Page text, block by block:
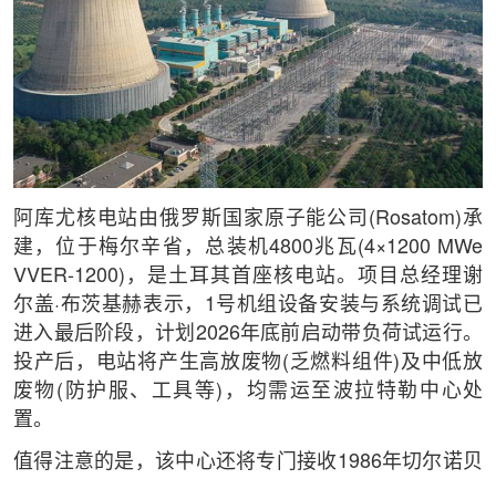
阿库尤核电站由俄罗斯国家原子能公司(Rosatom)承
建，位于梅尔辛省，总装机4800兆瓦(4×1200 MWe
VVER-1200)，是土耳其首座核电站。项目总经理谢
尔盖·布茨基赫表示，1号机组设备安装与系统调试已
进入最后阶段，计划2026年底前启动带负荷试运行。
投产后，电站将产生高放废物(乏燃料组件)及中低放
废物(防护服、工具等)，均需运至波拉特勒中心处
置。
值得注意的是，该中心还将专门接收1986年切尔诺贝